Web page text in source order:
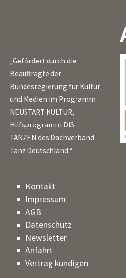
„Gefördert durch die
Beauftragte der
Bundesregierung für Kultur
und Medien im Programm
NEUSTART KULTUR,
Hilfsprogramm DIS-
TANZEN des Dachverband
Tanz Deutschland.“
Kontakt
Impressum
AGB
Datenschutz
Newsletter
Anfahrt
Vertrag kündigen